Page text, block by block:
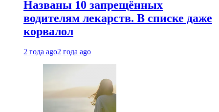
Названы 10 запрещённых
водителям лекарств. В списке даже
корвалол
2 года ago2 года ago